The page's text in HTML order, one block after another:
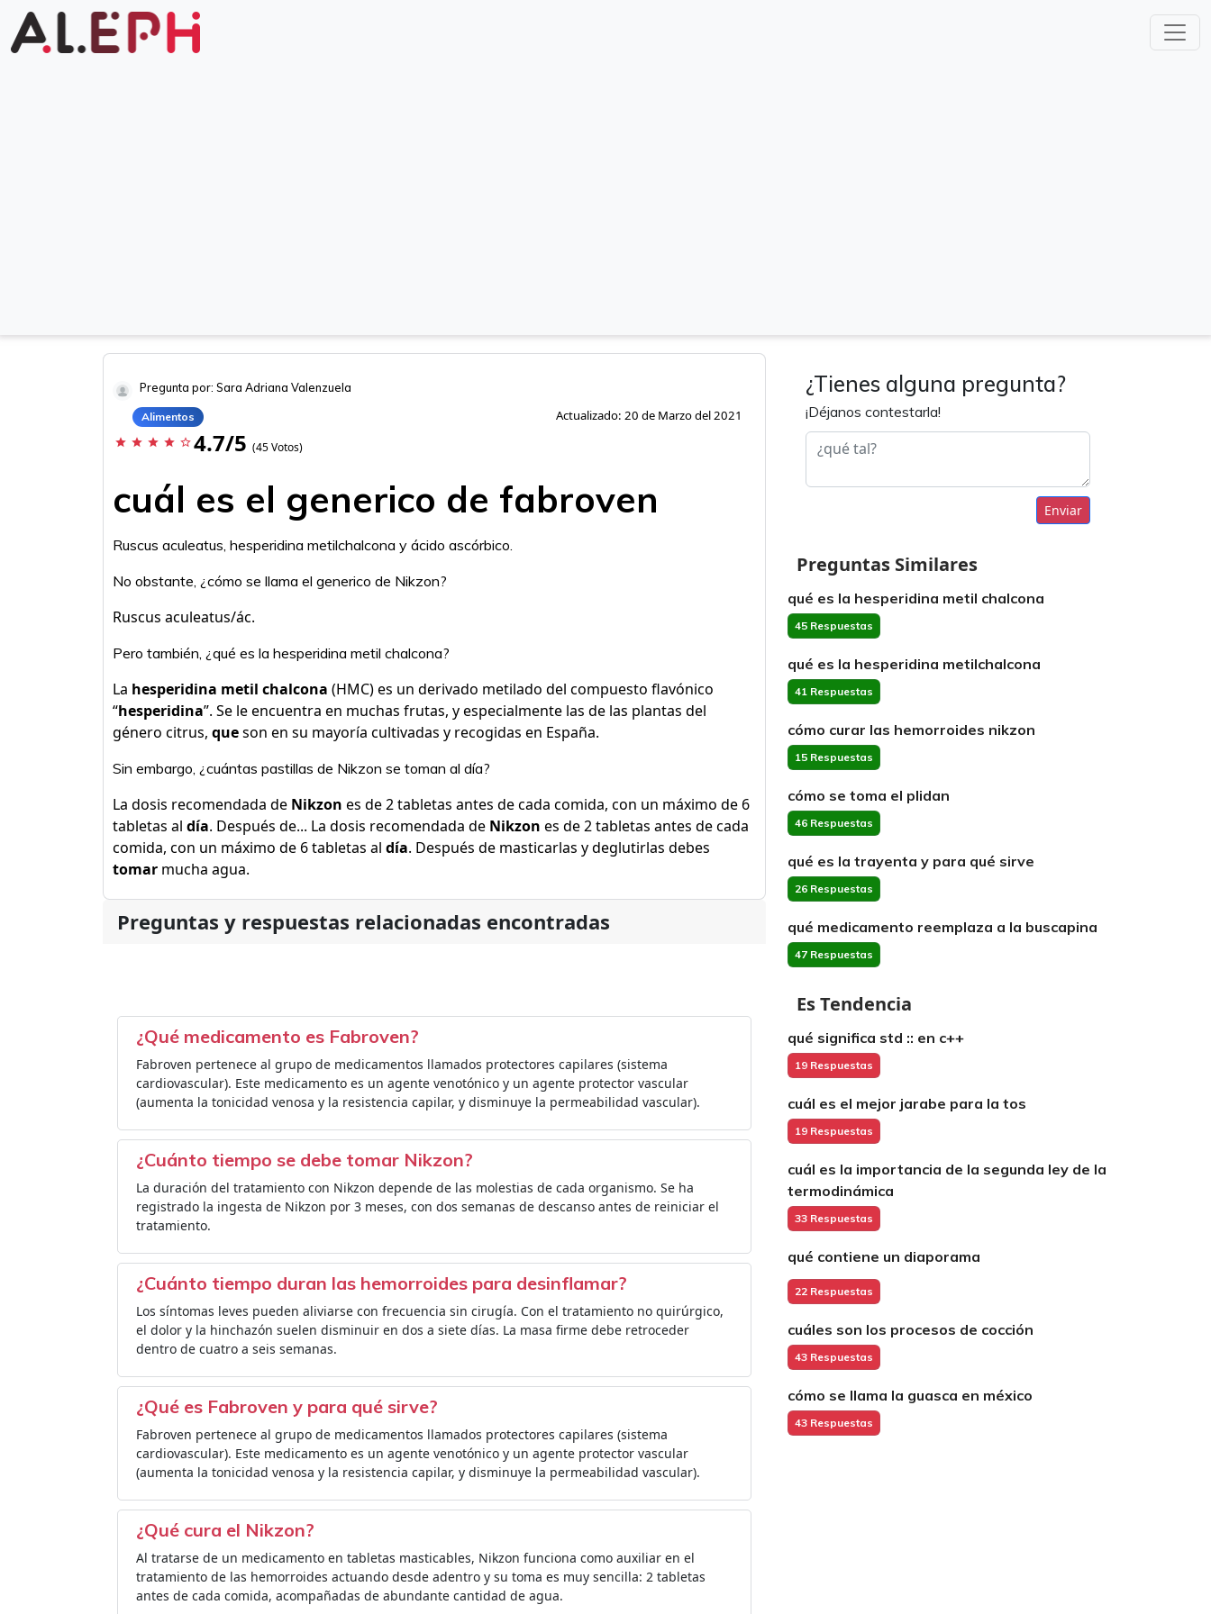
Pregunta por: Sara Adriana Valenzuela
Alimentos Actualizado: 20 de Marzo del 2021
star star star star star_border 4.7/5 (45 Votos)
cuál es el generico de fabroven
Ruscus aculeatus, hesperidina metilchalcona y ácido ascórbico.
No obstante, ¿cómo se llama el generico de Nikzon?
Ruscus aculeatus/ác.
Pero también, ¿qué es la hesperidina metil chalcona?
La hesperidina metil chalcona (HMC) es un derivado metilado del compuesto flavónico
“hesperidina”. Se le encuentra en muchas frutas, y especialmente las de las plantas del
género citrus, queson en su mayoría cultivadas y recogidas en España.
Sin embargo, ¿cuántas pastillas de Nikzon se toman al día?
La dosis recomendada de Nikzon es de 2 tabletas antes de cada comida, con un máximo de 6
tabletas al día. Después de... La dosis recomendada de Nikzon es de 2 tabletas antes de cada
comida, con un máximo de 6 tabletas al día. Después de masticarlas y deglutirlas debes
tomar mucha agua.
Preguntas y respuestas relacionadas encontradas
¿Qué medicamento es Fabroven?
Fabroven pertenece al grupo de medicamentos llamados protectores capilares (sistema
cardiovascular). Este medicamento es un agente venotónico y un agente protector vascular
(aumenta la tonicidad venosa y la resistencia capilar, y disminuye la permeabilidad vascular).
¿Cuánto tiempo se debe tomar Nikzon?
La duración del tratamiento con Nikzon depende de las molestias de cada organismo. Se ha
registrado la ingesta de Nikzon por 3 meses, con dos semanas de descanso antes de reiniciar el
tratamiento.
¿Cuánto tiempo duran las hemorroides para desinflamar?
Los síntomas leves pueden aliviarse con frecuencia sin cirugía. Con el tratamiento no quirúrgico,
el dolor y la hinchazón suelen disminuir en dos a siete días. La masa firme debe retroceder
dentro de cuatro a seis semanas.
¿Qué es Fabroven y para qué sirve?
Fabroven pertenece al grupo de medicamentos llamados protectores capilares (sistema
cardiovascular). Este medicamento es un agente venotónico y un agente protector vascular
(aumenta la tonicidad venosa y la resistencia capilar, y disminuye la permeabilidad vascular).
¿Qué cura el Nikzon?
Al tratarse de un medicamento en tabletas masticables, Nikzon funciona como auxiliar en el
tratamiento de las hemorroides actuando desde adentro y su toma es muy sencilla: 2 tabletas
antes de cada comida, acompañadas de abundante cantidad de agua.
¿Tienes alguna pregunta?
¡Déjanos contestarla!
Enviar
Preguntas Similares
qué es la hesperidina metil chalcona
45 Respuestas
qué es la hesperidina metilchalcona
41 Respuestas
cómo curar las hemorroides nikzon
15 Respuestas
cómo se toma el plidan
46 Respuestas
qué es la trayenta y para qué sirve
26 Respuestas
qué medicamento reemplaza a la buscapina
47 Respuestas
Es Tendencia
qué significa std :: en c++
19 Respuestas
cuál es el mejor jarabe para la tos
19 Respuestas
cuál es la importancia de la segunda ley de la
termodinámica
33 Respuestas
qué contiene un diaporama
22 Respuestas
cuáles son los procesos de cocción
43 Respuestas
cómo se llama la guasca en méxico
43 Respuestas